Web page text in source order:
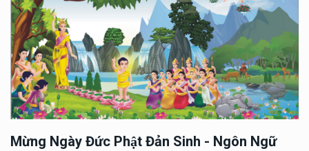
Mừng Ngày Đức Phật Đản Sinh - Ngôn Ngữ